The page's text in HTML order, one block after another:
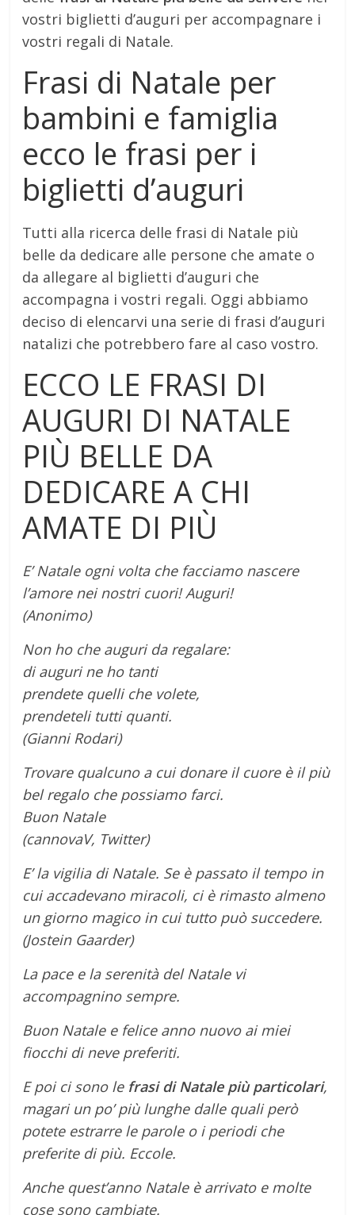
vostri biglietti d’auguri per accompagnare i
vostri regali di Natale.
Frasi di Natale per
bambini e famiglia
ecco le frasi per i
biglietti d’auguri
Tutti alla ricerca delle frasi di Natale più
belle da dedicare alle persone che amate o
da allegare al biglietti d’auguri che
accompagna i vostri regali. Oggi abbiamo
deciso di elencarvi una serie di frasi d’auguri
natalizi che potrebbero fare al caso vostro.
ECCO LE FRASI DI
AUGURI DI NATALE
PIÙ BELLE DA
DEDICARE A CHI
AMATE DI PIÙ
E’ Natale ogni volta che facciamo nascere
l’amore nei nostri cuori! Auguri!
(Anonimo)
Non ho che auguri da regalare:
di auguri ne ho tanti
prendete quelli che volete,
prendeteli tutti quanti.
(Gianni Rodari)
Trovare qualcuno a cui donare il cuore è il più
bel regalo che possiamo farci.
Buon Natale
(cannovaV, Twitter)
E’ la vigilia di Natale. Se è passato il tempo in
cui accadevano miracoli, ci è rimasto almeno
un giorno magico in cui tutto può succedere.
(Jostein Gaarder)
La pace e la serenità del Natale vi
accompagnino sempre.
Buon Natale e felice anno nuovo ai miei
fiocchi di neve preferiti.
E poi ci sono lefrasi di Natale più particolari,
magari un po’ più lunghe dalle quali però
potete estrarre le parole o i periodi che
preferite di più. Eccole.
Anche quest’anno Natale è arrivato e molte
cose sono cambiate.